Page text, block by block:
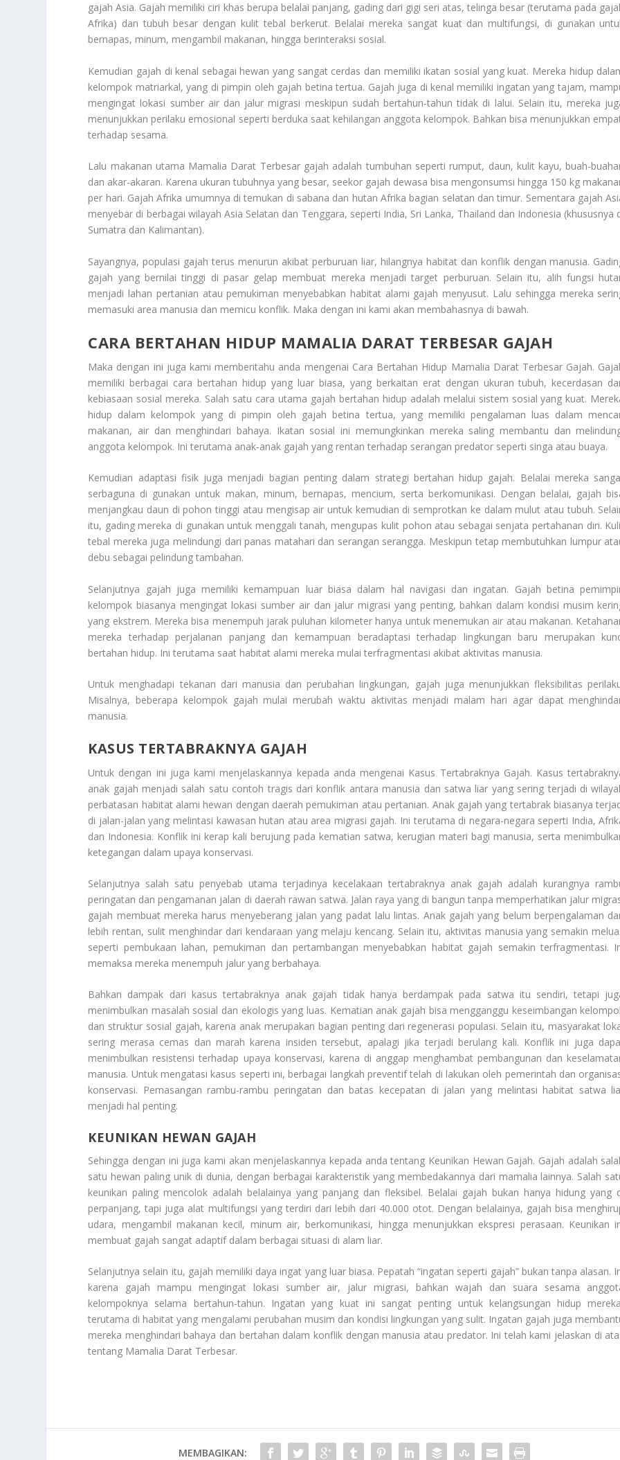
gajah Asia. Gajah memiliki ciri khas berupa belalai panjang, gading dari gigi seri atas, telinga besar (terutama pada
Afrika) dan tubuh besar dengan kulit tebal berkerut. Belalai mereka sangat kuat dan multifungsi, di gunakan
bernapas, minum, mengambil makanan, hingga berinteraksi sosial.
Kemudian gajah di kenal sebagai hewan yang sangat cerdas dan memiliki ikatan sosial yang kuat. Mereka hidup
kelompok matriarkal, yang di pimpin oleh gajah betina tertua. Gajah juga di kenal memiliki ingatan yang tajam,
mengingat lokasi sumber air dan jalur migrasi meskipun sudah bertahun-tahun tidak di lalui. Selain itu, mereka
menunjukkan perilaku emosional seperti berduka saat kehilangan anggota kelompok. Bahkan bisa menunjukkan
terhadap sesama.
Lalu makanan utama Mamalia Darat Terbesargajah adalah tumbuhan seperti rumput, daun, kulit kayu, buah-
dan akar-akaran. Karena ukuran tubuhnya yang besar, seekor gajah dewasa bisa mengonsumsi hingga 150 kg
per hari. Gajah Afrika umumnya di temukan di sabana dan hutan Afrika bagian selatan dan timur. Sementara gajah
menyebar di berbagai wilayah Asia Selatan dan Tenggara, seperti India, Sri Lanka, Thailand dan Indonesia (khususnya
Sumatra dan Kalimantan).
Sayangnya, populasi gajah terus menurun akibat perburuan liar, hilangnya habitat dan konflik dengan manusia.
gajah yang bernilai tinggi di pasar gelap membuat mereka menjadi target perburuan. Selain itu, alih fungsi
menjadi lahan pertanian atau pemukiman menyebabkan habitat alami gajah menyusut. Lalu sehingga mereka
memasuki area manusia dan memicu konflik. Maka dengan ini kami akan membahasnya di bawah.
CARA BERTAHAN HIDUP MAMALIA DARAT TERBESAR GAJAH
Maka dengan ini juga kami memberitahu anda mengenai Cara Bertahan Hidup Mamalia Darat Terbesar Gajah.
memiliki berbagai cara bertahan hidup yang luar biasa, yang berkaitan erat dengan ukuran tubuh, kecerdasan
kebiasaan sosial mereka. Salah satu cara utama gajah bertahan hidup adalah melalui sistem sosial yang kuat.
hidup dalam kelompok yang di pimpin oleh gajah betina tertua, yang memiliki pengalaman luas dalam
makanan, air dan menghindari bahaya. Ikatan sosial ini memungkinkan mereka saling membantu dan
anggota kelompok. Ini terutama anak-anak gajah yang rentan terhadap serangan predator seperti singa atau buaya.
Kemudian adaptasi fisik juga menjadi bagian penting dalam strategi bertahan hidup gajah. Belalai mereka
serbaguna di gunakan untuk makan, minum, bernapas, mencium, serta berkomunikasi. Dengan belalai, gajah
menjangkau daun di pohon tinggi atau mengisap air untuk kemudian di semprotkan ke dalam mulut atau tubuh.
itu, gading mereka di gunakan untuk menggali tanah, mengupas kulit pohon atau sebagai senjata pertahanan diri.
tebal mereka juga melindungi dari panas matahari dan serangan serangga. Meskipun tetap membutuhkan lumpur
debu sebagai pelindung tambahan.
Selanjutnya gajah juga memiliki kemampuan luar biasa dalam hal navigasi dan ingatan. Gajah betina
kelompok biasanya mengingat lokasi sumber air dan jalur migrasi yang penting, bahkan dalam kondisi musim
yang ekstrem. Mereka bisa menempuh jarak puluhan kilometer hanya untuk menemukan air atau makanan.
mereka terhadap perjalanan panjang dan kemampuan beradaptasi terhadap lingkungan baru merupakan
bertahan hidup. Ini terutama saat habitat alami mereka mulai terfragmentasi akibat aktivitas manusia.
Untuk menghadapi tekanan dari manusia dan perubahan lingkungan, gajah juga menunjukkan fleksibilitas
Misalnya, beberapa kelompok gajah mulai merubah waktu aktivitas menjadi malam hari agar dapat
manusia.
KASUS TERTABRAKNYA GAJAH
Untuk dengan ini juga kami menjelaskannya kepada anda mengenai Kasus Tertabraknya Gajah. Kasus
anak gajah menjadi salah satu contoh tragis dari konflik antara manusia dan satwa liar yang sering terjadi di
perbatasan habitat alami hewan dengan daerah pemukiman atau pertanian. Anak gajah yang tertabrak biasanya
di jalan-jalan yang melintasi kawasan hutan atau area migrasi gajah. Ini terutama di negara-negara seperti India,
dan Indonesia. Konflik ini kerap kali berujung pada kematian satwa, kerugian materi bagi manusia, serta
ketegangan dalam upaya konservasi.
Selanjutnya salah satu penyebab utama terjadinya kecelakaan tertabraknya anak gajah adalah kurangnya
peringatan dan pengamanan jalan di daerah rawan satwa. Jalan raya yang di bangun tanpa memperhatikan jalur
gajah membuat mereka harus menyeberang jalan yang padat lalu lintas. Anak gajah yang belum berpengalaman
lebih rentan, sulit menghindar dari kendaraan yang melaju kencang. Selain itu, aktivitas manusia yang semakin
seperti pembukaan lahan, pemukiman dan pertambangan menyebabkan habitat gajah semakin terfragmentasi.
memaksa mereka menempuh jalur yang berbahaya.
Bahkan dampak dari kasus tertabraknya anak gajah tidak hanya berdampak pada satwa itu sendiri, tetapi
menimbulkan masalah sosial dan ekologis yang luas. Kematian anak gajah bisa mengganggu keseimbangan
dan struktur sosial gajah, karena anak merupakan bagian penting dari regenerasi populasi. Selain itu, masyarakat
sering merasa cemas dan marah karena insiden tersebut, apalagi jika terjadi berulang kali. Konflik ini juga
menimbulkan resistensi terhadap upaya konservasi, karena di anggap menghambat pembangunan dan
manusia. Untuk mengatasi kasus seperti ini, berbagai langkah preventif telah di lakukan oleh pemerintah dan
konservasi. Pemasangan rambu-rambu peringatan dan batas kecepatan di jalan yang melintasi habitat satwa
menjadi hal penting.
KEUNIKAN HEWAN GAJAH
Sehingga dengan ini juga kami akan menjelaskannya kepada anda tentang Keunikan Hewan Gajah. Gajah adalah
satu hewan paling unik di dunia, dengan berbagai karakteristik yang membedakannya dari mamalia lainnya. Salah
keunikan paling mencolok adalah belalainya yang panjang dan fleksibel. Belalai gajah bukan hanya hidung yang
perpanjang, tapi juga alat multifungsi yang terdiri dari lebih dari 40.000 otot. Dengan belalainya, gajah bisa
udara, mengambil makanan kecil, minum air, berkomunikasi, hingga menunjukkan ekspresi perasaan. Keunikan
membuat gajah sangat adaptif dalam berbagai situasi di alam liar.
Selanjutnya selain itu, gajah memiliki daya ingat yang luar biasa. Pepatah “ingatan seperti gajah” bukan tanpa alasan.
karena gajah mampu mengingat lokasi sumber air, jalur migrasi, bahkan wajah dan suara sesama
kelompoknya selama bertahun-tahun. Ingatan yang kuat ini sangat penting untuk kelangsungan hidup
terutama di habitat yang mengalami perubahan musim dan kondisi lingkungan yang sulit. Ingatan gajah juga
mereka menghindari bahaya dan bertahan dalam konflik dengan manusia atau predator. Ini telah kami jelaskan di
tentang Mamalia Darat Terbesar.
MEMBAGIKAN: